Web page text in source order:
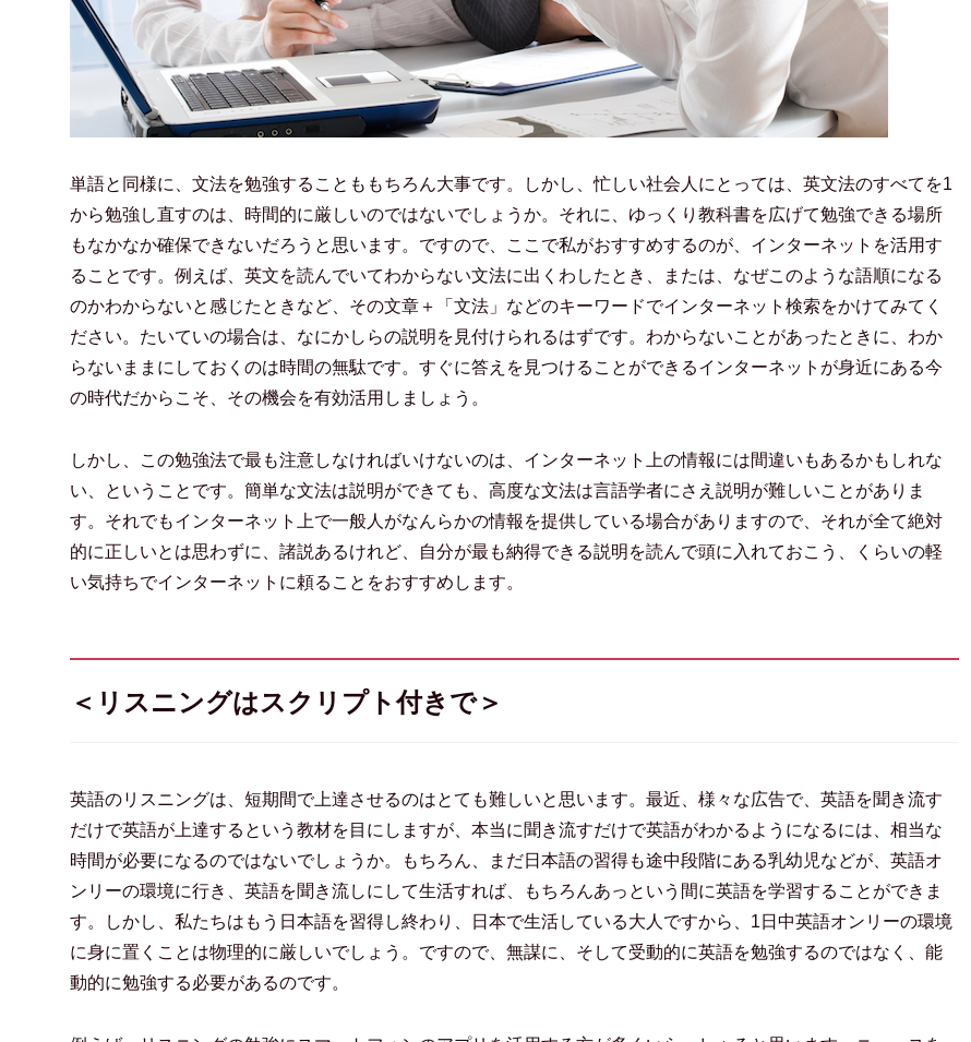
単語と同様に、文法を勉強することももちろん大事です。しかし、忙しい社会人にとっては、英文法のすべてを1
から勉強し直すのは、時間的に厳しいのではないでしょうか。それに、ゆっくり教科書を広げて勉強できる場所
もなかなか確保できないだろうと思います。ですので、ここで私がおすすめするのが、インターネットを活用す
ることです。例えば、英文を読んでいてわからない文法に出くわしたとき、または、なぜこのような語順になる
のかわからないと感じたときなど、その文章＋「文法」などのキーワードでインターネット検索をかけてみてく
ださい。たいていの場合は、なにかしらの説明を見付けられるはずです。わからないことがあったときに、わか
らないままにしておくのは時間の無駄です。すぐに答えを見つけることができるインターネットが身近にある今
の時代だからこそ、その機会を有効活用しましょう。
しかし、この勉強法で最も注意しなければいけないのは、インターネット上の情報には間違いもあるかもしれな
い、ということです。簡単な文法は説明ができても、高度な文法は言語学者にさえ説明が難しいことがありま
す。それでもインターネット上で一般人がなんらかの情報を提供している場合がありますので、それが全て絶対
的に正しいとは思わずに、諸説あるけれど、自分が最も納得できる説明を読んで頭に入れておこう、くらいの軽
い気持ちでインターネットに頼ることをおすすめします。
＜リスニングはスクリプト付きで＞
英語のリスニングは、短期間で上達させるのはとても難しいと思います。最近、様々な広告で、英語を聞き流す
だけで英語が上達するという教材を目にしますが、本当に聞き流すだけで英語がわかるようになるには、相当な
時間が必要になるのではないでしょうか。もちろん、まだ日本語の習得も途中段階にある乳幼児などが、英語オ
ンリーの環境に行き、英語を聞き流しにして生活すれば、もちろんあっという間に英語を学習することができま
す。しかし、私たちはもう日本語を習得し終わり、日本で生活している大人ですから、1日中英語オンリーの環境
に身に置くことは物理的に厳しいでしょう。ですので、無謀に、そして受動的に英語を勉強するのではなく、能
動的に勉強する必要があるのです。